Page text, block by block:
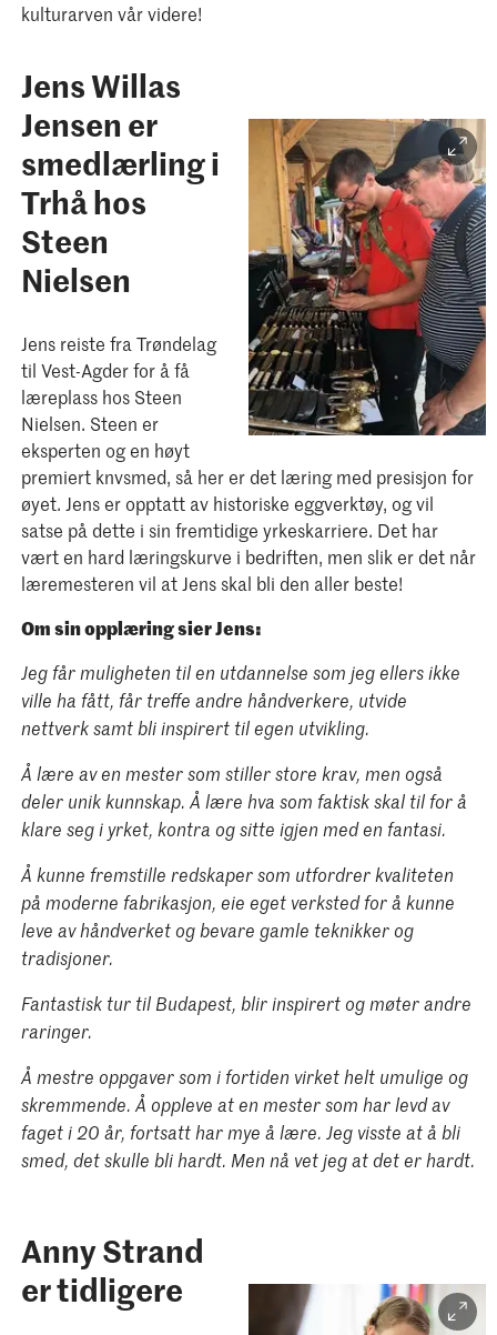
kulturarven vår videre!
Jens Willas
Jensen er
smedlærling i
Trhå hos
Steen
Nielsen
Jens reiste fra Trøndelag
til Vest-Agder for å få
læreplass hos Steen
Nielsen. Steen er
eksperten og en høyt
premiert knvsmed, så her er det læring med presisjon for
øyet. Jens er opptatt av historiske eggverktøy, og vil
satse på dette i sin fremtidige yrkeskarriere. Det har
vært en hard læringskurve i bedriften, men slik er det når
læremesteren vil at Jens skal bli den aller beste!
Om sin opplæring sier Jens:
Jeg får muligheten til en utdannelse som jeg ellers ikke
ville ha fått, får treffe andre håndverkere, utvide
nettverk samt bli inspirert til egen utvikling.
Å lære av en mester som stiller store krav, men også
deler unik kunnskap. Å lære hva som faktisk skal til for å
klare seg i yrket, kontra og sitte igjen med en fantasi.
Å kunne fremstille redskaper som utfordrer kvaliteten
på moderne fabrikasjon, eie eget verksted for å kunne
leve av håndverket og bevare gamle teknikker og
tradisjoner.
Fantastisk tur til Budapest, blir inspirert og møter andre
raringer.
Å mestre oppgaver som i fortiden virket helt umulige og
skremmende. Å oppleve at en mester som har levd av
faget i 20 år, fortsatt har mye å lære. Jeg visste at å bli
smed, det skulle bli hardt. Men nå vet jeg at det er hardt.
Anny Strand
er tidligere